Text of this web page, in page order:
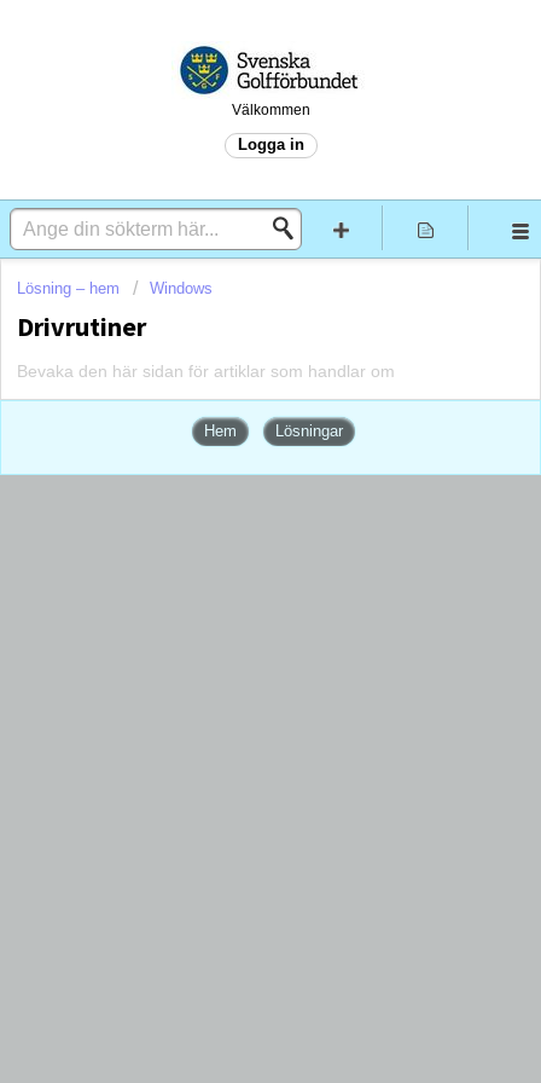
Välkommen
Logga in
Lösning – hem Windows
Drivrutiner
Bevaka den här sidan för artiklar som handlar om
Hem Lösningar